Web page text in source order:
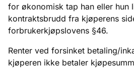
for økonomisk tap han eller hun
kontraktsbrudd fra kjøperens
forbrukerkjøpslovens §46.
Renter ved forsinket betaling/
kjøperen ikke betaler